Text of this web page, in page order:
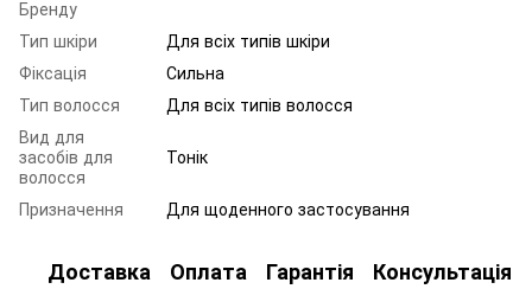
Бренду
Тип шкіри
Для всіх типів шкіри
Фіксація
Сильна
Тип волосся
Для всіх типів волосся
Вид для
засобів для
волосся
Тонік
Призначення Для щоденного застосування
Доставка Оплата Гарантія Консультація